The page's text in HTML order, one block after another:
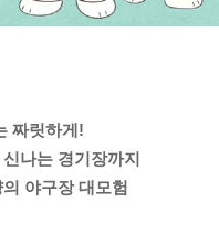
짜릿하게!
나는 경기장까지
야구장 대모험